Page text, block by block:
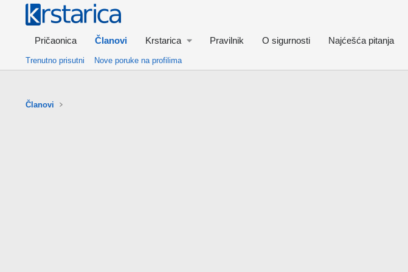
Pričaonica Članovi Krstarica Pravilnik O sigurnosti Najćešća pitanja
Trenutno prisutni Nove poruke na profilima
Članovi